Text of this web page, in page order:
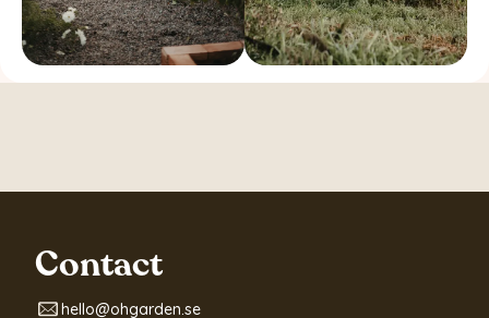
Contact
hello@ohgarden.se